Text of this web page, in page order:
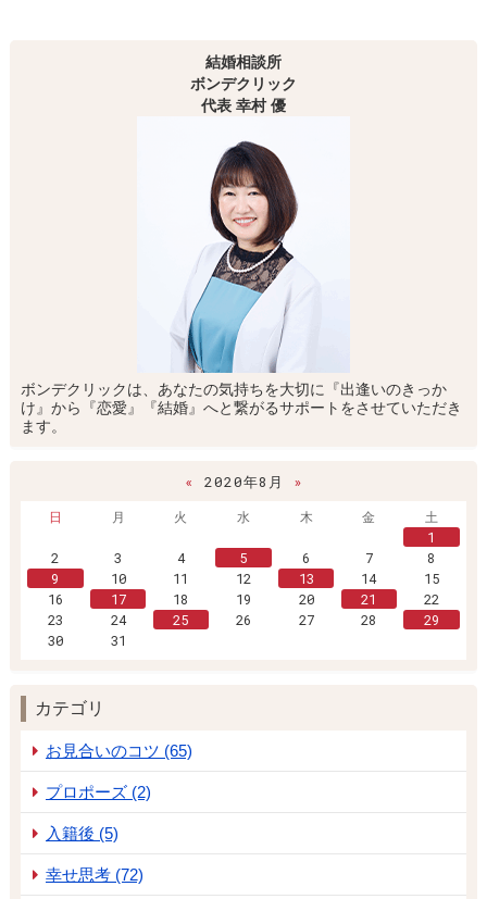
結婚相談所
ボンデクリック
代表 幸村 優
ボンデクリックは、あなたの気持ちを大切に『出逢いのきっか
け』から『恋愛』『結婚』へと繋がるサポートをさせていただき
ます。
« 2020年8月
»
日
月 火 水 木 金
土
1
2
3 4 5 6 7
8
9
10 11 12 13 14
15
16
17 18 19 20 21
22
23
24 25 26 27 28
29
30
31
カテゴリ
お見合いのコツ (65)
プロポーズ (2)
入籍後 (5)
幸せ思考 (72)